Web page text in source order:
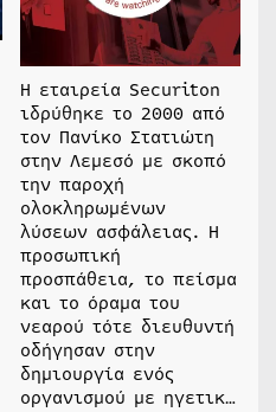
Η εταιρεία Securiton
ιδρύθηκε το 2000 από
τον Πανίκο Στατιώτη
στην Λεμεσό με σκοπό
την παροχή
ολοκληρωμένων
λύσεων ασφάλειας. Η
προσωπική
προσπάθεια, το πείσμα
και το όραμα του
νεαρού τότε διευθυντή
οδήγησαν στην
δημιουργία ενός
οργανισμού με ηγετικ…